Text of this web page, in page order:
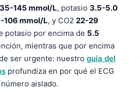
145 mmol/L, potasio 3.5-5.0
106 mmol/L, y CO2 22-29
potasio por encima de 5.5
mientras que por encima
ser urgente: nuestro guía del
profundiza en por qué el ECG
aislado.